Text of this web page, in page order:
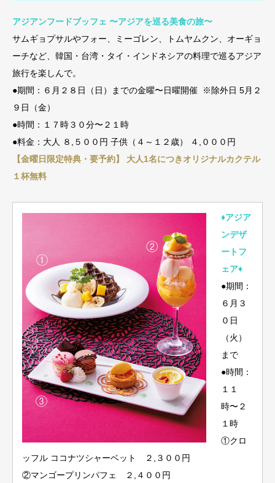
アジアンフードブッフェ 〜アジアを巡る美食の旅〜
サムギョプサルやフォー、ミーゴレン、トムヤムクン、オーギョ
ーチなど、韓国・台湾・タイ・インドネシアの料理で巡るアジア
旅行を楽しんで。
●期間：６月２８日（日）までの金曜〜日曜開催 ※除外日 5月２
９日（金）
●時間：１７時３０分〜２１時
●料金：大人 ８,５００円 子供（４～１２歳） ４,０００円
【金曜日限定特典・要予約】 大人1名につきオリジナルカクテル
１杯無料
♦︎アジア
ンデザ
ートフ
ェア♦︎
●期間：
６月３
０日
（火）
まで
●時間：
１１
時〜２
１時
①クロ
ッフル ココナツシャーベット ２,３００円
②マンゴープリンパフェ ２,４００円